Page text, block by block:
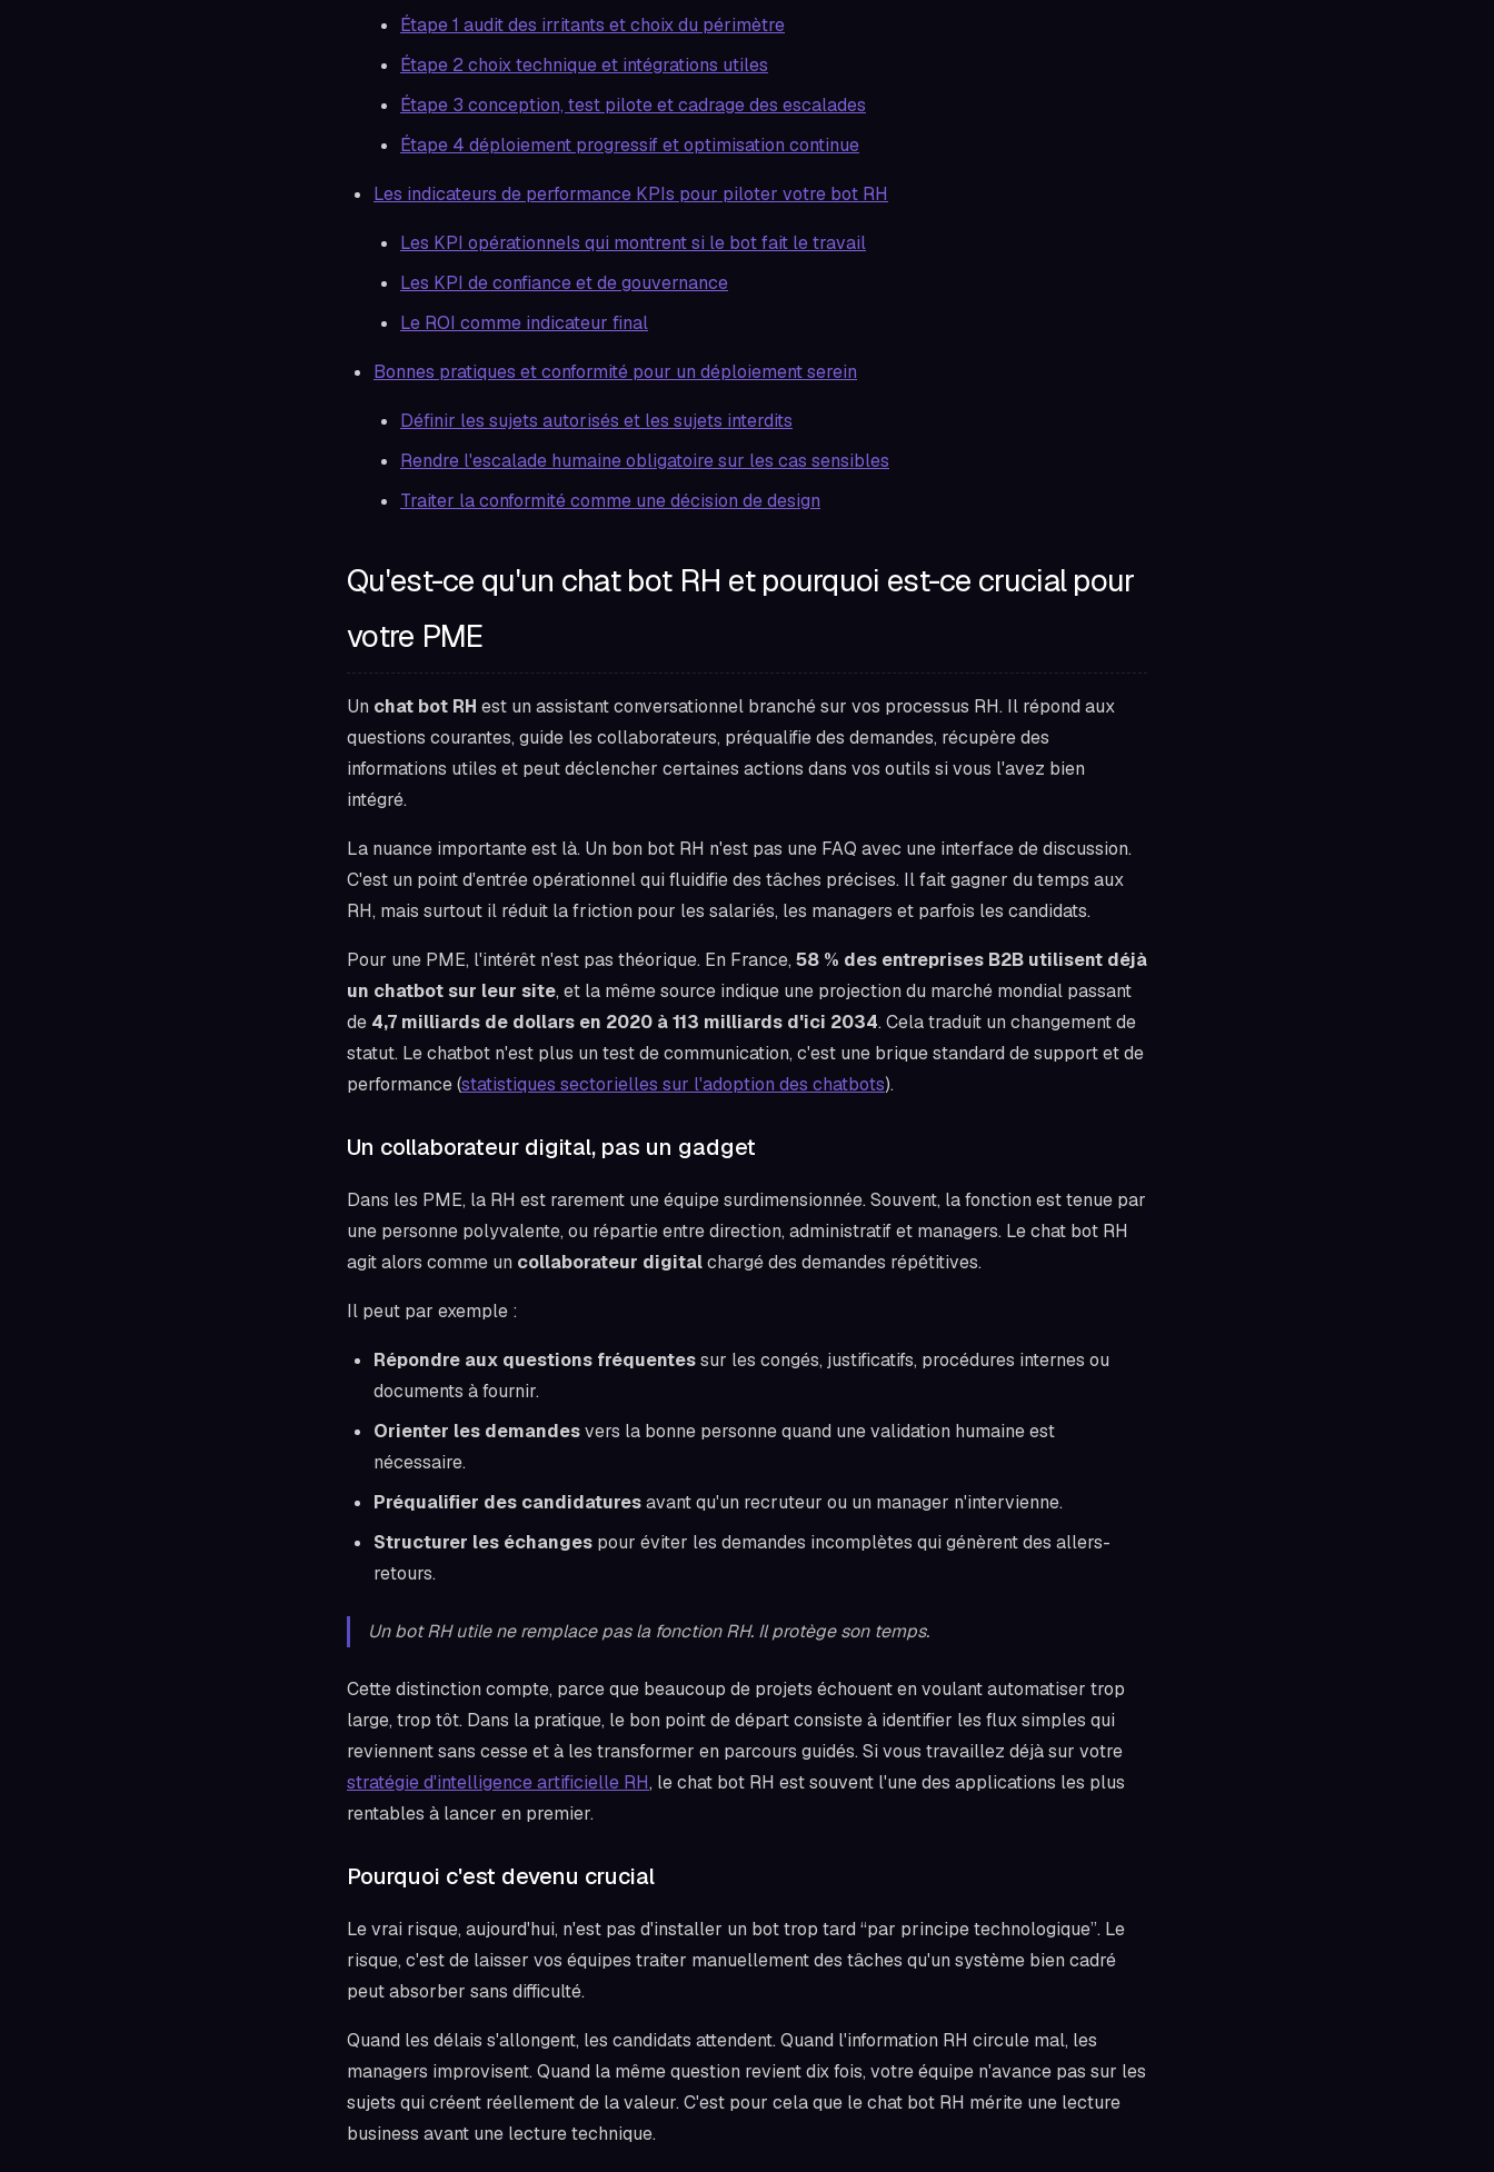
Étape 1 audit des irritants et choix du périmètre
Étape 2 choix technique et intégrations utiles
Étape 3 conception, test pilote et cadrage des escalades
Étape 4 déploiement progressif et optimisation continue
Les indicateurs de performance KPIs pour piloter votre bot RH
Les KPI opérationnels qui montrent si le bot fait le travail
Les KPI de confiance et de gouvernance
Le ROI comme indicateur final
Bonnes pratiques et conformité pour un déploiement serein
Définir les sujets autorisés et les sujets interdits
Rendre l'escalade humaine obligatoire sur les cas sensibles
Traiter la conformité comme une décision de design
Qu'est-ce qu'un chat bot RH et pourquoi est-ce crucial pour
votre PME
Un chat bot RH est un assistant conversationnel branché sur vos processus RH. Il répond aux
questions courantes, guide les collaborateurs, préqualifie des demandes, récupère des
informations utiles et peut déclencher certaines actions dans vos outils si vous l'avez bien
intégré.
La nuance importante est là. Un bon bot RH n'est pas une FAQ avec une interface de discussion.
C'est un point d'entrée opérationnel qui fluidifie des tâches précises. Il fait gagner du temps aux
RH, mais surtout il réduit la friction pour les salariés, les managers et parfois les candidats.
Pour une PME, l'intérêt n'est pas théorique. En France, 58 % des entreprises B2B utilisent déjà
un chatbot sur leur site, et la même source indique une projection du marché mondial passant
de 4,7 milliards de dollars en 2020 à 113 milliards d'ici 2034. Cela traduit un changement de
statut. Le chatbot n'est plus un test de communication, c'est une brique standard de support et de
performance (statistiques sectorielles sur l'adoption des chatbots).
Un collaborateur digital, pas un gadget
Dans les PME, la RH est rarement une équipe surdimensionnée. Souvent, la fonction est tenue par
une personne polyvalente, ou répartie entre direction, administratif et managers. Le chat bot RH
agit alors comme un collaborateur digitalchargé des demandes répétitives.
Il peut par exemple :
Répondre aux questions fréquentessur les congés, justificatifs, procédures internes ou
documents à fournir.
Orienter les demandesvers la bonne personne quand une validation humaine est
nécessaire.
Préqualifier des candidaturesavant qu'un recruteur ou un manager n'intervienne.
Structurer les échanges pour éviter les demandes incomplètes qui génèrent des allers-
retours.
Un bot RH utile ne remplace pas la fonction RH. Il protège son temps.
Cette distinction compte, parce que beaucoup de projets échouent en voulant automatiser trop
large, trop tôt. Dans la pratique, le bon point de départ consiste à identifier les flux simples qui
reviennent sans cesse et à les transformer en parcours guidés. Si vous travaillez déjà sur votre
stratégie d'intelligence artificielle RH, le chat bot RH est souvent l'une des applications les plus
rentables à lancer en premier.
Pourquoi c'est devenu crucial
Le vrai risque, aujourd'hui, n'est pas d'installer un bot trop tard “par principe technologique”. Le
risque, c'est de laisser vos équipes traiter manuellement des tâches qu'un système bien cadré
peut absorber sans difficulté.
Quand les délais s'allongent, les candidats attendent. Quand l'information RH circule mal, les
managers improvisent. Quand la même question revient dix fois, votre équipe n'avance pas sur les
sujets qui créent réellement de la valeur. C'est pour cela que le chat bot RH mérite une lecture
business avant une lecture technique.